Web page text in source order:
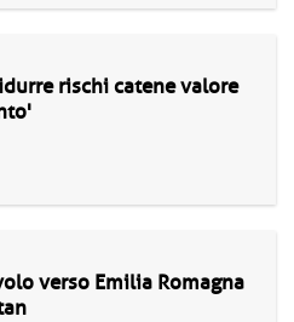
rischi catene valore
verso Emilia Romagna